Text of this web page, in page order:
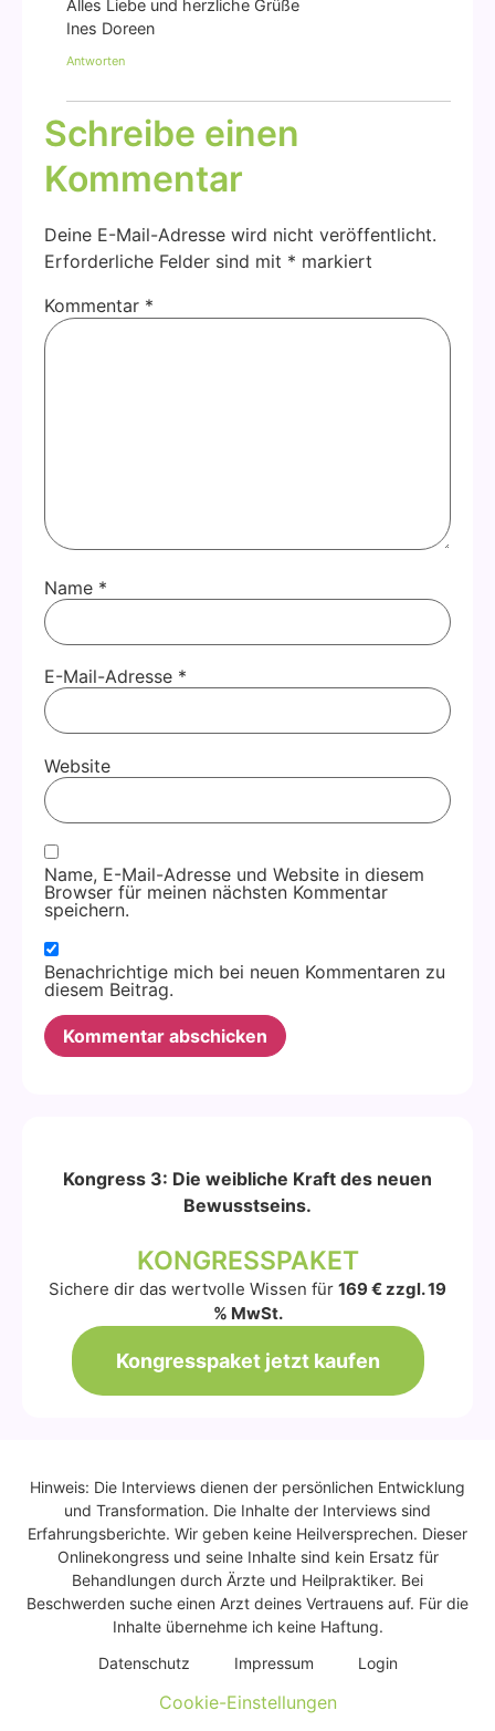
Alles Lie­be und herz­li­che Grü­ße
Ines Doreen
Antworten
Schreibe einen
Kommentar
Deine E-Mail-Adresse wird nicht veröffentlicht.
Erforderliche Felder sind mit * markiert
Kommentar *
Name *
E-Mail-Adresse *
Website
Name, E-Mail-Adresse und Website in diesem
Browser für meinen nächsten Kommentar
speichern.
Benachrichtige mich bei neuen Kommentaren zu
diesem Beitrag.
Kongress 3: Die weibliche Kraft des neuen
Bewusstseins.
KONGRESSPAKET
Sichere dir das wertvolle Wissen für 169 € zzgl. 19
% MwSt.
Kongresspaket jetzt kaufen
Hinweis: Die Interviews dienen der persönlichen Entwicklung
und Transformation. Die Inhalte der Interviews sind
Erfahrungsberichte. Wir geben keine Heilversprechen. Dieser
Onlinekongress und seine Inhalte sind kein Ersatz für
Behandlungen durch Ärzte und Heilpraktiker. Bei
Beschwerden suche einen Arzt deines Vertrauens auf. Für die
Inhalte übernehme ich keine Haftung.
Daten­schutz
Impres­sum Log­in
Cookie-Einstellungen